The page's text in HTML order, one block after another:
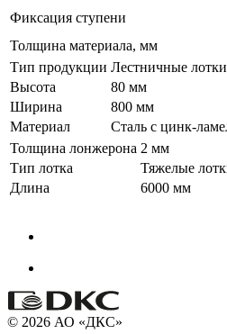
Фиксация ступени
Толщина материала, мм
Тип продукции Лестничные лотки
Высота
80 мм
Ширина
800 мм
Материал
Сталь с цинк-
Толщина лонжерона 2 мм
Тип лотка
Тяжелые
Длина
6000 мм
© 2026 АО «ДКС»